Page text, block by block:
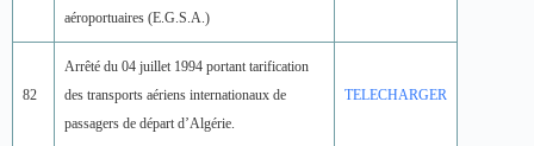
aéroportuaires (E.G.S.A.)
82
Arrêté du 04 juillet 1994 portant tarification
des transports aériens internationaux de
passagers de départ d’Algérie.
TELECHARGER